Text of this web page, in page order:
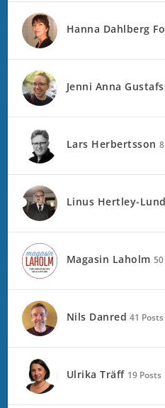
Hanna Dahlberg
Jenni Anna
Lars Herbertsson
Linus Hertley-
Magasin Laholm
Nils Danred 41 Posts
Ulrika Träff 19 Posts